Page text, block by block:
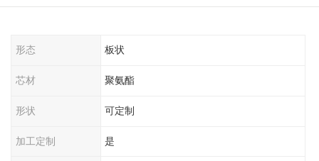
形态 板状
芯材 聚氨酯
形状 可定制
加工定制 是